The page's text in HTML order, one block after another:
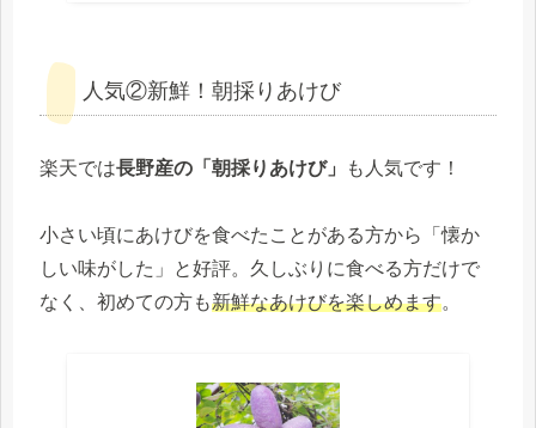
人気②新鮮！朝採りあけび
楽天では長野産の「朝採りあけび」 も人気です！
小さい頃にあけびを食べたことがある方から「懐か
しい味がした」と好評。久しぶりに食べる方だけで
なく、初めての方も新鮮なあけびを楽しめます。